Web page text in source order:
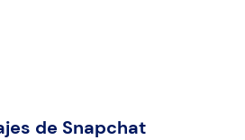
de Snapchat